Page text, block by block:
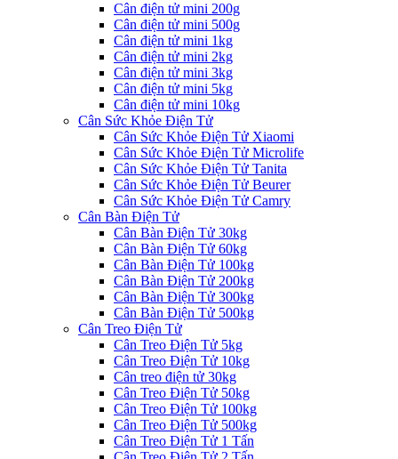
Cân điện tử mini 200g
Cân điện tử mini 500g
Cân điện tử mini 1kg
Cân điện tử mini 2kg
Cân điện tử mini 3kg
Cân điện tử mini 5kg
Cân điện tử mini 10kg
Cân Sức Khỏe Điện Tử
Cân Sức Khỏe Điện Tử Xiaomi
Cân Sức Khỏe Điện Tử Microlife
Cân Sức Khỏe Điện Tử Tanita
Cân Sức Khỏe Điện Tử Beurer
Cân Sức Khỏe Điện Tử Camry
Cân Bàn Điện Tử
Cân Bàn Điện Tử 30kg
Cân Bàn Điện Tử 60kg
Cân Bàn Điện Tử 100kg
Cân Bàn Điện Tử 200kg
Cân Bàn Điện Tử 300kg
Cân Bàn Điện Tử 500kg
Cân Treo Điện Tử
Cân Treo Điện Tử 5kg
Cân Treo Điện Tử 10kg
Cân treo điện tử 30kg
Cân Treo Điện Tử 50kg
Cân Treo Điện Tử 100kg
Cân Treo Điện Tử 500kg
Cân Treo Điện Tử 1 Tấn